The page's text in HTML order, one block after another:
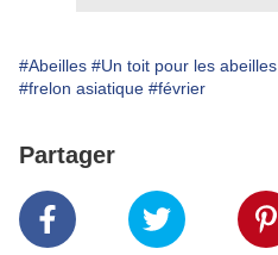
#Abeilles #Un toit pour les abeilles
#frelon asiatique #février
Partager